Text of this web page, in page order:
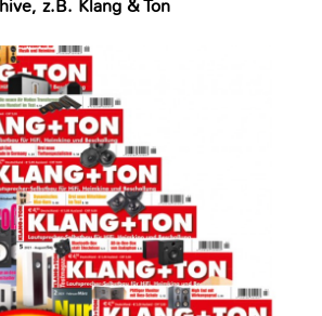
z.B. Klang & Ton